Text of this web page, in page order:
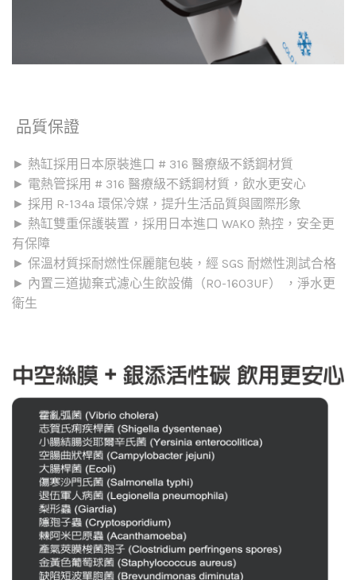
品質保證
► 熱缸採用日本原裝進口 # 316 醫療級不銹鋼材質
► 電熱管採用 # 316 醫療級不銹鋼材質，飲水更安心
► 採用 R-134a 環保冷媒，提升生活品質與國際形象
► 熱缸雙重保護裝置，採用日本進口 WAKO 熱控，安全更
有保障
► 保溫材質採耐燃性保麗龍包裝，經 SGS 耐燃性測試合格
► 內置三道拋棄式濾心生飲設備（RO-1603UF） ，淨水更
衛生